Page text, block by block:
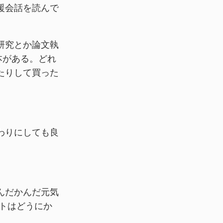
会話を読んで
究とか論文執
ある。どれ
りして買った
りにしても良
だかんだ元気
はどうにか